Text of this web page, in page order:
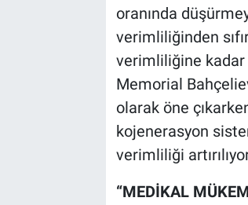
oranında
verimliliğinden
verimliliğine kadar
Memorial
olarak öne
kojenerasyon
verimliliği
“MEDİKAL